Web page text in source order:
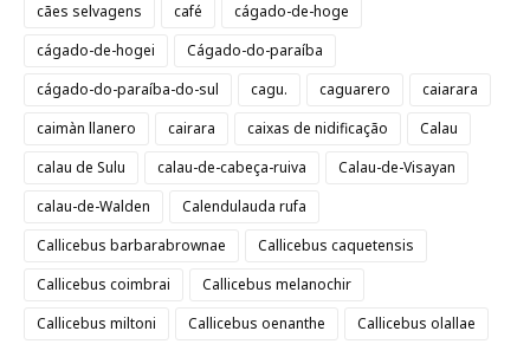
cães selvagens
café
cágado-de-hoge
cágado-de-hogei
Cágado-do-paraíba
cágado-do-paraíba-do-sul
cagu. caguarero
caiarara
caimàn llanero
cairara caixas de nidificação
Calau
calau de Sulu
calau-de-cabeça-ruiva
Calau-de-Visayan
calau-de-Walden
Calendulauda rufa
Callicebus barbarabrownae
Callicebus caquetensis
Callicebus coimbrai
Callicebus melanochir
Callicebus miltoni
Callicebus oenanthe
Callicebus olallae